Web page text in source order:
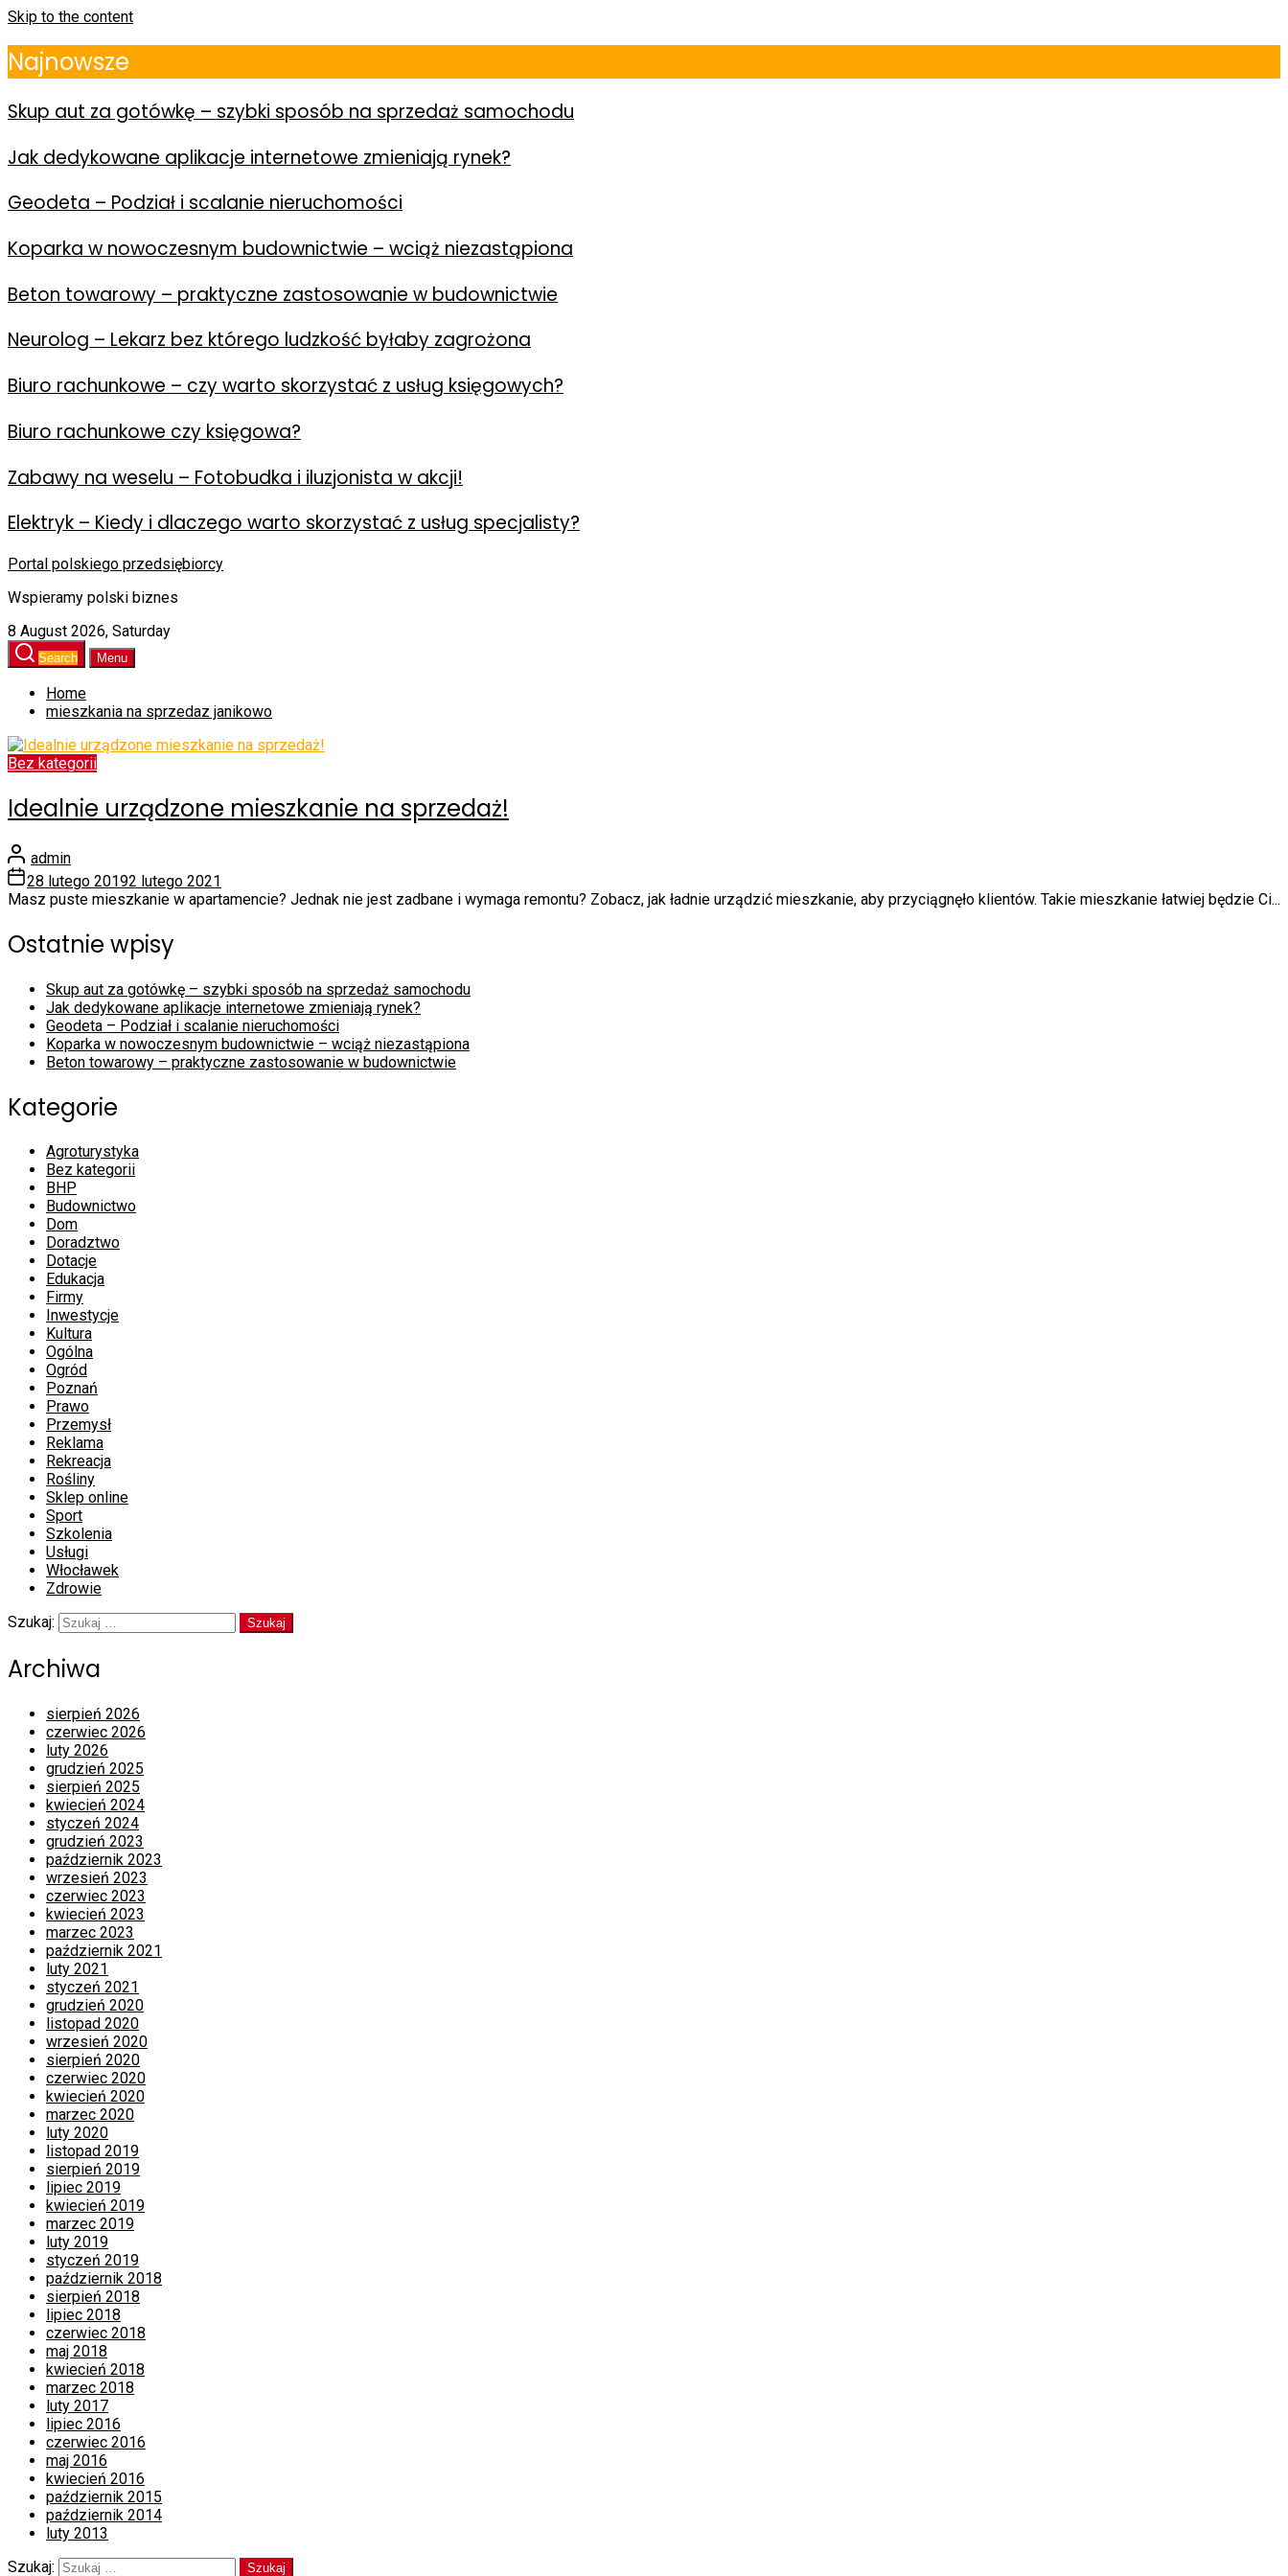
Skip to the content
Najnowsze
Skup aut za gotówkę – szybki sposób na sprzedaż samochodu
Jak dedykowane aplikacje internetowe zmieniają rynek?
Geodeta – Podział i scalanie nieruchomości
Koparka w nowoczesnym budownictwie – wciąż niezastąpiona
Beton towarowy – praktyczne zastosowanie w budownictwie
Neurolog – Lekarz bez którego ludzkość byłaby zagrożona
Biuro rachunkowe – czy warto skorzystać z usług księgowych?
Biuro rachunkowe czy księgowa?
Zabawy na weselu – Fotobudka i iluzjonista w akcji!
Elektryk – Kiedy i dlaczego warto skorzystać z usług specjalisty?
Portal polskiego przedsiębiorcy
Wspieramy polski biznes
8 August 2026, Saturday
Search Menu
Home
mieszkania na sprzedaz janikowo
Bez kategorii
Idealnie urządzone mieszkanie na sprzedaż!
admin
28 lutego 20192 lutego 2021
Masz puste mieszkanie w apartamencie? Jednak nie jest zadbane i wymaga remontu? Zobacz, jak ładnie urządzić mieszkanie, aby przyciągnęło klientów. Takie mieszkanie łatwiej będzie Ci...
Ostatnie wpisy
Skup aut za gotówkę – szybki sposób na sprzedaż samochodu
Jak dedykowane aplikacje internetowe zmieniają rynek?
Geodeta – Podział i scalanie nieruchomości
Koparka w nowoczesnym budownictwie – wciąż niezastąpiona
Beton towarowy – praktyczne zastosowanie w budownictwie
Kategorie
Agroturystyka
Bez kategorii
BHP
Budownictwo
Dom
Doradztwo
Dotacje
Edukacja
Firmy
Inwestycje
Kultura
Ogólna
Ogród
Poznań
Prawo
Przemysł
Reklama
Rekreacja
Rośliny
Sklep online
Sport
Szkolenia
Usługi
Włocławek
Zdrowie
Szukaj:
Archiwa
sierpień 2026
czerwiec 2026
luty 2026
grudzień 2025
sierpień 2025
kwiecień 2024
styczeń 2024
grudzień 2023
październik 2023
wrzesień 2023
czerwiec 2023
kwiecień 2023
marzec 2023
październik 2021
luty 2021
styczeń 2021
grudzień 2020
listopad 2020
wrzesień 2020
sierpień 2020
czerwiec 2020
kwiecień 2020
marzec 2020
luty 2020
listopad 2019
sierpień 2019
lipiec 2019
kwiecień 2019
marzec 2019
luty 2019
styczeń 2019
październik 2018
sierpień 2018
lipiec 2018
czerwiec 2018
maj 2018
kwiecień 2018
marzec 2018
luty 2017
lipiec 2016
czerwiec 2016
maj 2016
kwiecień 2016
październik 2015
październik 2014
luty 2013
Szukaj: